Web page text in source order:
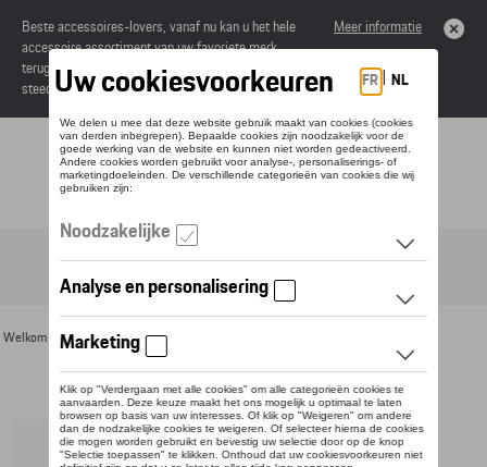
Beste accessoires-lovers, vanaf nu kan u het hele
accessoire assortiment van uw favoriete merk
terugvinden in de online catalogus. Deze kunnen
steeds besteld worden via uw dealer.
Meer informatie
Toggle navigation
Welkom >Voor u >Horloges